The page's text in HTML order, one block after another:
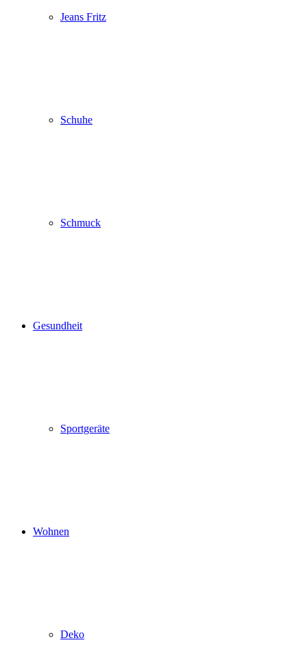
Jeans Fritz
Schuhe
Schmuck
Gesundheit
Sportgeräte
Wohnen
Deko